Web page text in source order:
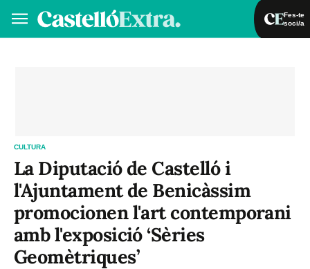
Fes-te
soci/a
CULTURA
La Diputació de Castelló i
l'Ajuntament de Benicàssim
promocionen l'art contemporani
amb l'exposició ‘Sèries
Geomètriques’